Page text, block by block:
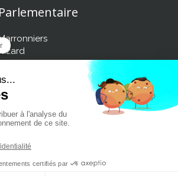
Retrouvez mon actualité
sur les réseaux sociaux :